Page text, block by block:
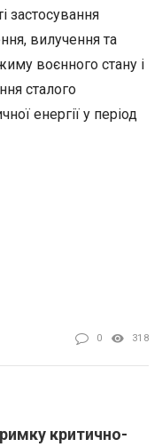
застосування
вилучення та
воєнного стану і
сталого
енергії у період
0 318
критично-